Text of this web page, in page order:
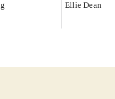
Ellie Dean